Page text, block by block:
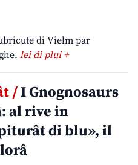
di Vielm par
lei di plui +
/I Gnognosaurs
al rive in
di blu», il